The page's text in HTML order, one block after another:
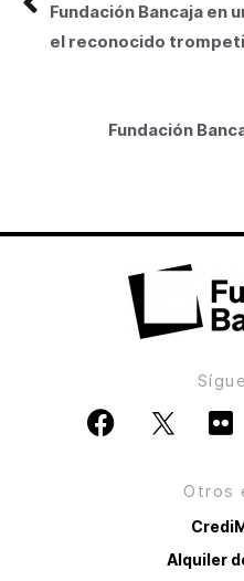
Fundación
Fundación Bancaja en
el reconocido
Otros
Alquiler